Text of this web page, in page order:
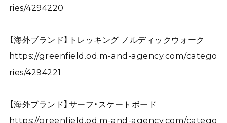
ries/4294220
【海外ブランド】トレッキング ノルディックウォーク
https://greenfield.od.m-and-agency.com/catego
ries/4294221
【海外ブランド】サーフ・スケートボード
https://greenfield.od.m-and-agency.com/catego